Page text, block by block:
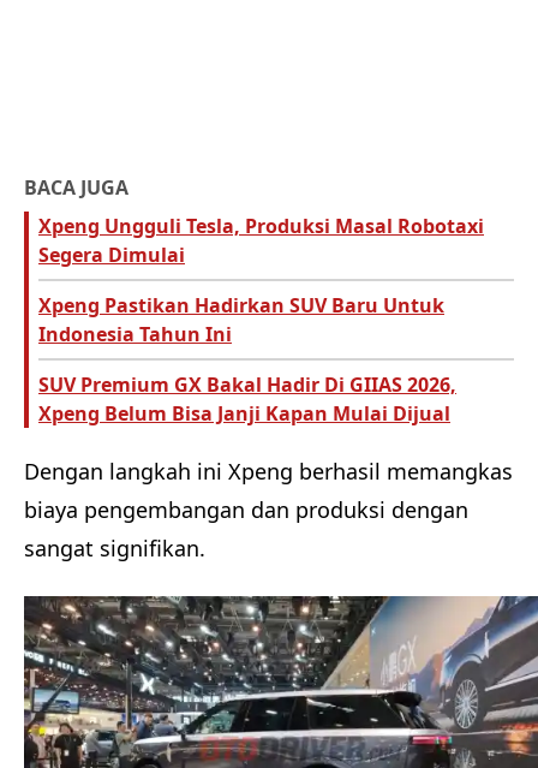
BACA JUGA
Xpeng Ungguli Tesla, Produksi Masal Robotaxi
Segera Dimulai
Xpeng Pastikan Hadirkan SUV Baru Untuk
Indonesia Tahun Ini
SUV Premium GX Bakal Hadir Di GIIAS 2026,
Xpeng Belum Bisa Janji Kapan Mulai Dijual
Dengan langkah ini Xpeng berhasil memangkas
biaya pengembangan dan produksi dengan
sangat signifikan.